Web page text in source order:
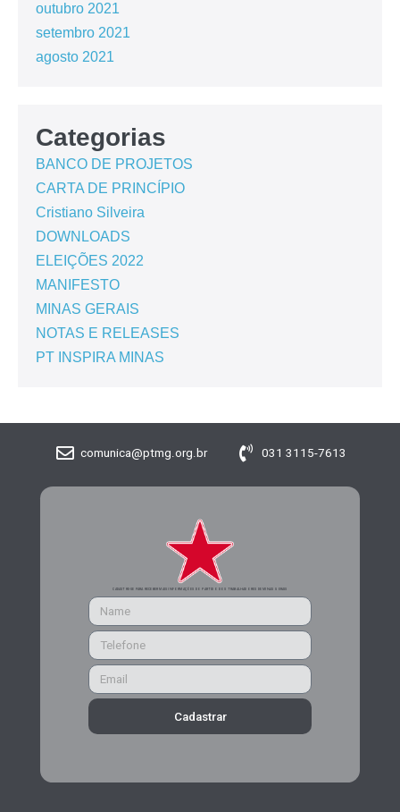
outubro 2021
setembro 2021
agosto 2021
Categorias
BANCO DE PROJETOS
CARTA DE PRINCÍPIO
Cristiano Silveira
DOWNLOADS
ELEIÇÕES 2022
MANIFESTO
MINAS GERAIS
NOTAS E RELEASES
PT INSPIRA MINAS
comunica@ptmg.org.br 031 3115-7613
CADASTRE-SE PARA RECEBER MAIS INFORMAÇÕES DO PARTIDO DOS TRABALHADORES DE MINAS GERAIS
Cadastrar